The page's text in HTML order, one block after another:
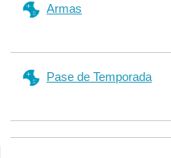
Armas
Pase de Temporada